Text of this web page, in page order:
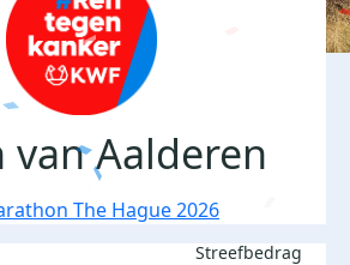
van Aalderen
The Hague 2026
Streefbedrag